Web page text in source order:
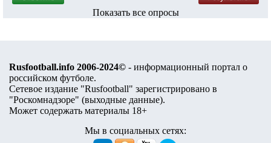
Показать все опросы
Rusfootball.info 2006-2024© - информационный портал о
российском футболе.
Сетевое издание "Rusfootball" зарегистрировано в
"Роскомнадзоре" (выходные данные).
Может содержать материалы 18+
Мы в социальных сетях: